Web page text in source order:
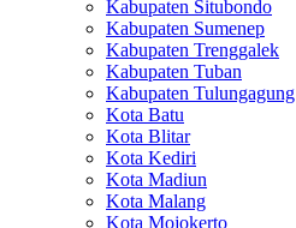
Kabupaten Situbondo
Kabupaten Sumenep
Kabupaten Trenggalek
Kabupaten Tuban
Kabupaten Tulungagung
Kota Batu
Kota Blitar
Kota Kediri
Kota Madiun
Kota Malang
Kota Mojokerto